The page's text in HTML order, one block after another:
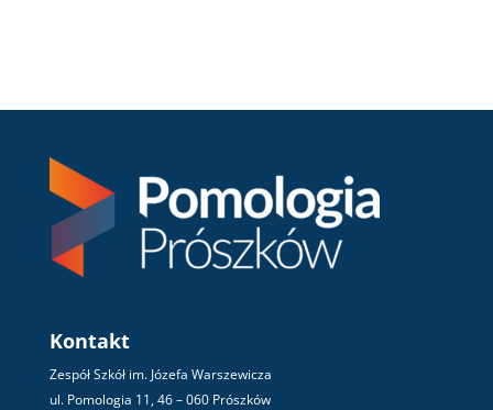
Kontakt
Zespół Szkół im. Józefa Warszewicza
ul. Pomologia 11, 46 – 060 Prószków